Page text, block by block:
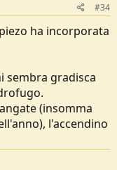
#34
ha incorporata
sembra gradisca
(insomma
l'accendino